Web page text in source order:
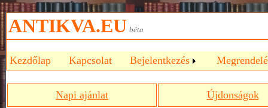
ANTIKVA.EU béta
Kezdőlap Kapcsolat Bejelentkezés
Napi ajánlat Újdonságok